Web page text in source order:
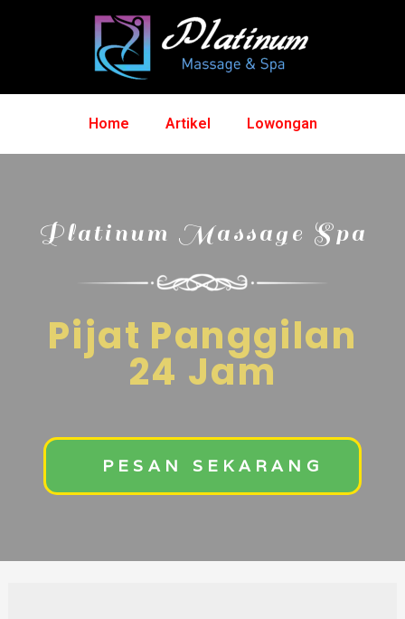
Home Artikel Lowongan
Platinum Massage Spa
Pijat Panggilan
24 Jam
PESAN SEKARANG